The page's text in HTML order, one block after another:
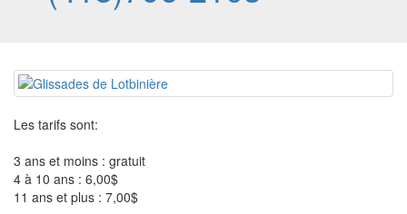
Les tarifs sont:
3 ans et moins : gratuit
4 à 10 ans : 6,00$
11 ans et plus : 7,00$